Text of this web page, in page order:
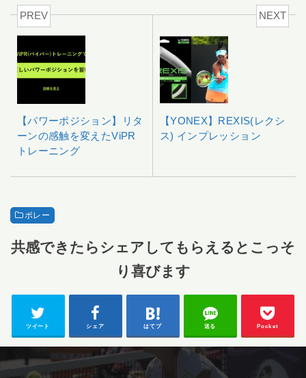
PREV
【パワーポジション】リタ
ーンの感触を変えたViPR
トレーニング
NEXT
【YONEX】REXIS(レクシ
ス) インプレッション
ボレー
共感できたらシェアしてもらえるとこっそ
り喜びます
ツイート シェア はてブ 送る Pocket